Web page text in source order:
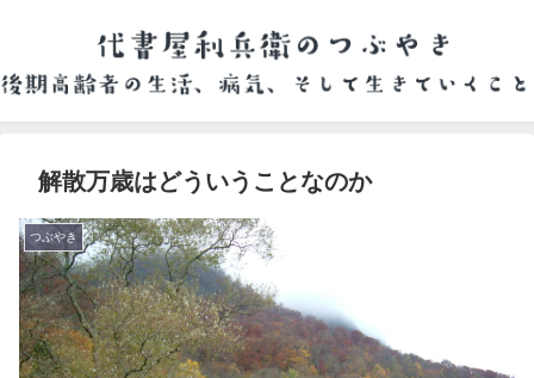
解散万歳はどういうことなのか
つぶやき